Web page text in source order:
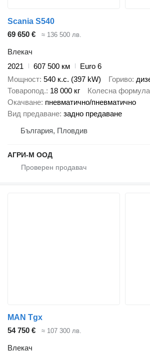
Scania S540
69 650 €
≈ 136 500 лв.
Влекач
2021
607 500 км
Euro 6
Мощност 540 к.с. (397 kW) Гориво
Товаропод. 18 000 кг Колесна формула
Окачване пневматично/пневматично
Вид предаване задно предаване
България, Пловдив
АГРИ-М ООД
MAN Tgx
54 750 €
≈ 107 300 лв.
Влекач